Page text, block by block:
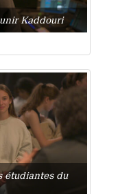
Kaddouri
étudiantes du